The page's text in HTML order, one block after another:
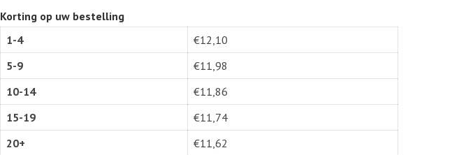
Korting op uw bestelling
1-4
€12,10
5-9
€11,98
10-14
€11,86
15-19
€11,74
20+
€11,62